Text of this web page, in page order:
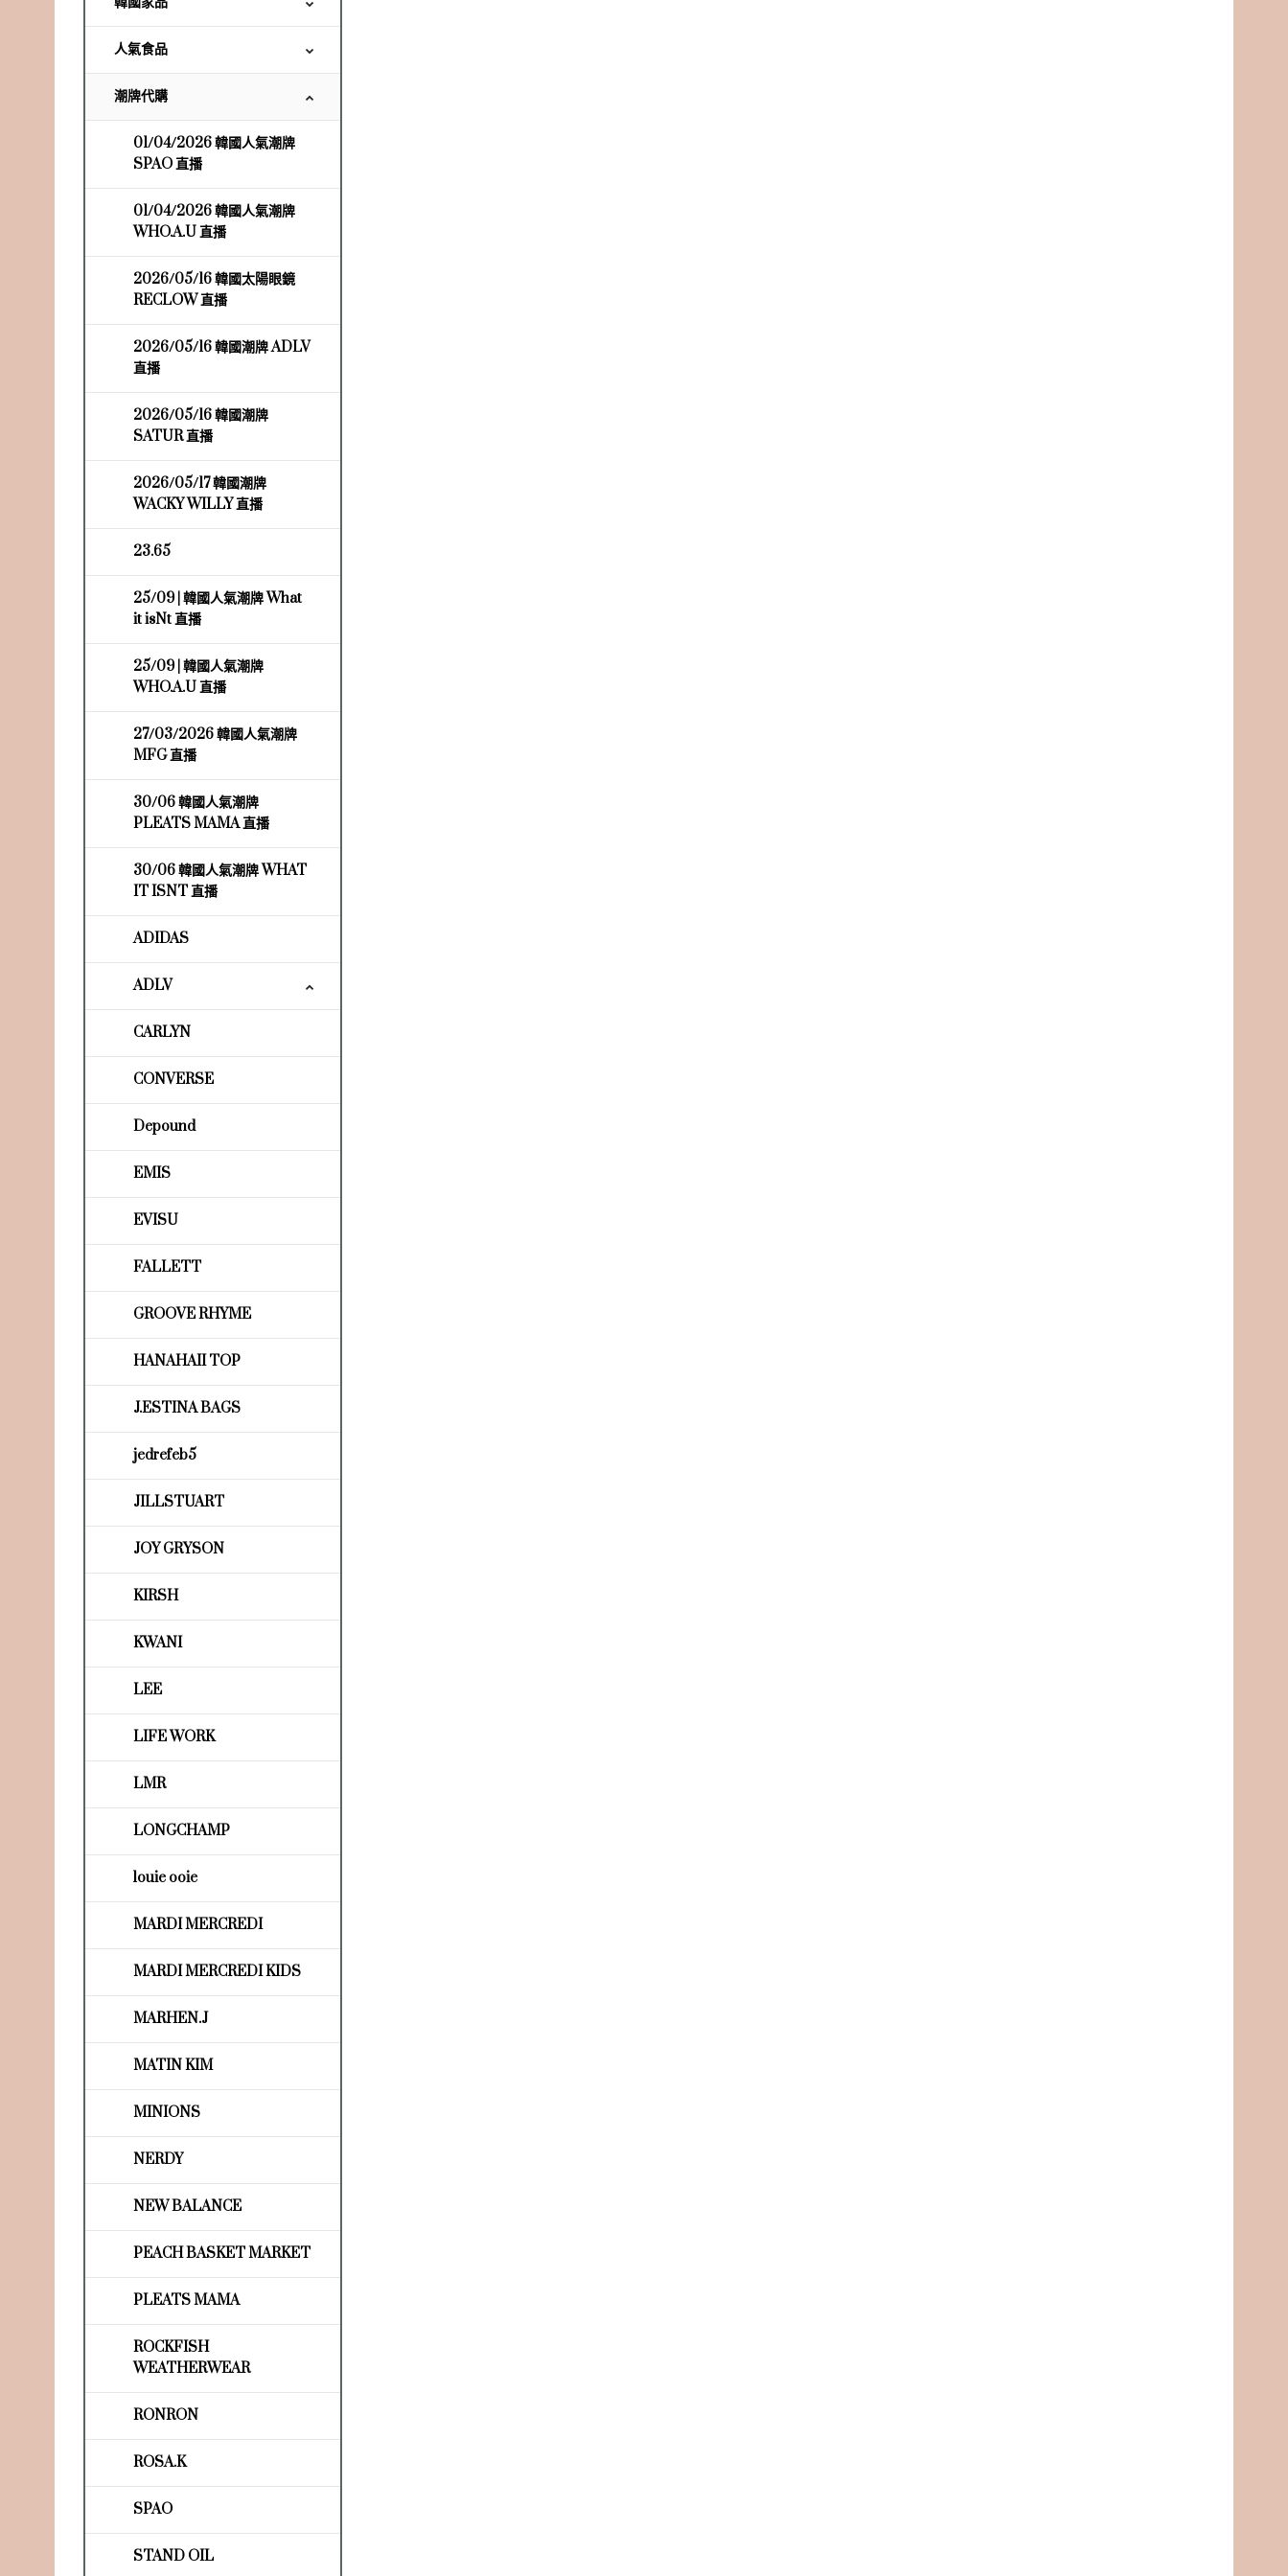
人氣食品
潮牌代購
01/04/2026 韓國人氣潮牌
SPAO 直播
01/04/2026 韓國人氣潮牌
WHO.A.U 直播
2026/05/16 韓國太陽眼鏡
RECLOW 直播
2026/05/16 韓國潮牌 ADLV
直播
2026/05/16 韓國潮牌
SATUR 直播
2026/05/17 韓國潮牌
WACKY WILLY 直播
23.65
25/09 | 韓國人氣潮牌 What
it isNt 直播
25/09 | 韓國人氣潮牌
WHO.A.U 直播
27/03/2026 韓國人氣潮牌
MFG 直播
30/06 韓國人氣潮牌
PLEATS MAMA 直播
30/06 韓國人氣潮牌 WHAT
IT ISNT 直播
ADIDAS
ADLV
CARLYN
CONVERSE
Depound
EMIS
EVISU
FALLETT
GROOVE RHYME
HANAHAII TOP
J.ESTINA BAGS
jedrefeb5
JILLSTUART
JOY GRYSON
KIRSH
KWANI
LEE
LIFE WORK
LMR
LONGCHAMP
louie ooie
MARDI MERCREDI
MARDI MERCREDI KIDS
MARHEN.J
MATIN KIM
MINIONS
NERDY
NEW BALANCE
PEACH BASKET MARKET
PLEATS MAMA
ROCKFISH
WEATHERWEAR
RONRON
ROSA.K
SPAO
STAND OIL